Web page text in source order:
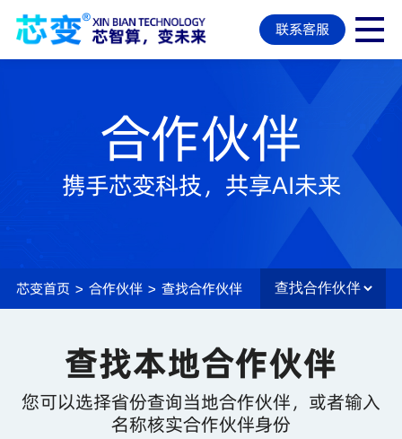
联系客服
合作伙伴
携手芯变科技，共享AI未来
芯变首页 > 合作伙伴 > 查找合作伙伴
查找本地合作伙伴
您可以选择省份查询当地合作伙伴，或者输入
名称核实合作伙伴身份